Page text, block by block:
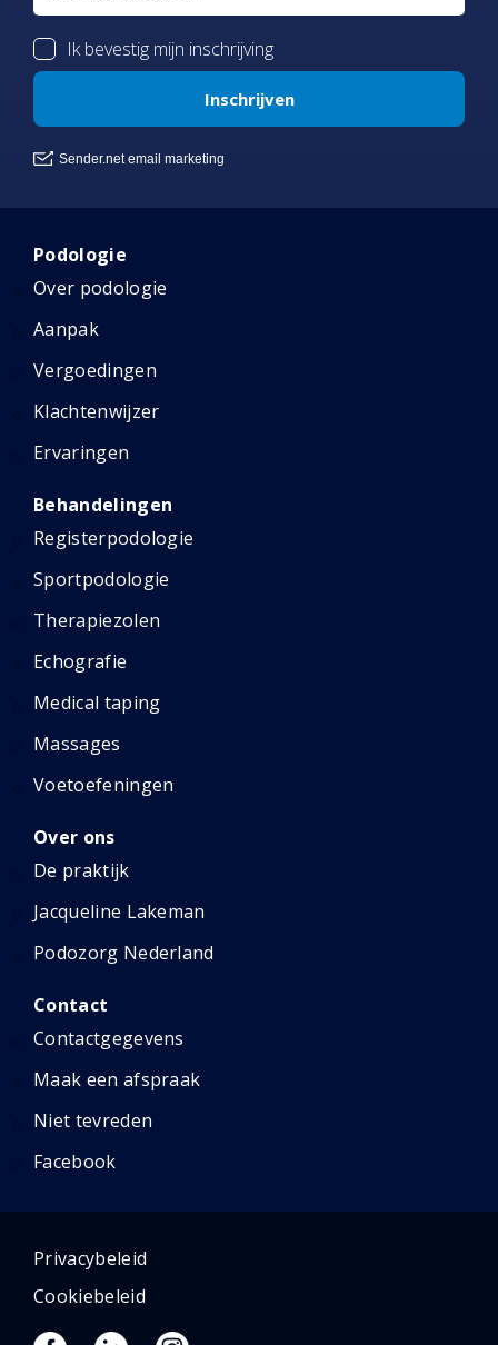
Podologie
Over podologie
Aanpak
Vergoedingen
Klachtenwijzer
Ervaringen
Behandelingen
Registerpodologie
Sportpodologie
Therapiezolen
Echografie
Medical taping
Massages
Voetoefeningen
Over ons
De praktijk
Jacqueline Lakeman
Podozorg Nederland
Contact
Contactgegevens
Maak een afspraak
Niet tevreden
Facebook
Privacybeleid
Cookiebeleid